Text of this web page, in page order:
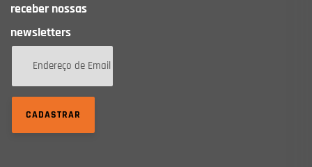
receber nossas
newsletters
CADASTRAR